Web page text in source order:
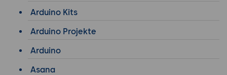
Arduino Kits
Arduino Projekte
Arduino
Asana